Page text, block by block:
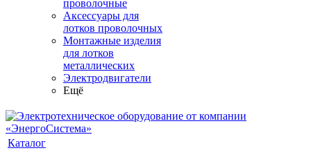
проволочные
Аксессуары для
лотков проволочных
Монтажные изделия
для лотков
металлических
Электродвигатели
Ещё
Каталог